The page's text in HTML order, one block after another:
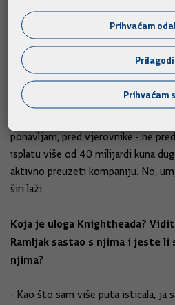
nije smetala i ne smeta da
aktivnosti. Upravo suprotno,
ožujku imali je bila usmjerena na
upućivanje na to da uprava treba
je navodno dogovarao stand still,
za aktiviranje zakona. Štoviše, i
ponavljam, pred vjerovnike - ne
isplatu više od 40 milijardi kuna
aktivno preuzeti kompaniju. No,
širi laži.
Koja je uloga Knightheada?
Ramljak sastao s njima i jeste li
njima?
- Kao što sam više puta isticala, ja
Prihvaćam
Prilagodi
Prihvaćam